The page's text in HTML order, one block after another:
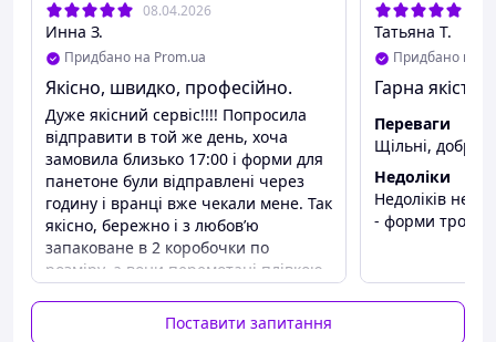
Переваги:
Перфороване дно— забезпечує рівномірне
пропікання.
Щільний хвилястий папір
Декоративні властивості— дають змогу
використовувати форму для подачі.
08.04.2026
Инна З.
Придбано на Prom.ua
Якісно, швидко, професійно.
Дуже якісний сервіс!!!! Попросила
відправити в той же день, хоча
замовила близько 17:00 і форми для
панетоне були відправлені через
годину і вранці вже чекали мене. Так
якісно, бережно і з любовʼю
запаковане в 2 коробочки по
розміру, а вони перемотані плівкою.
лежала. Дякую! Харківʼяни - то
Татьяна Т.
Придбано на
Гарна якість
Переваги
Щільні, добре
Недоліки
Недоліків
- форми трохи
Поставити запитання